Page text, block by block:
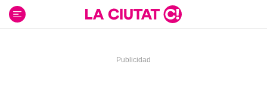
contenido